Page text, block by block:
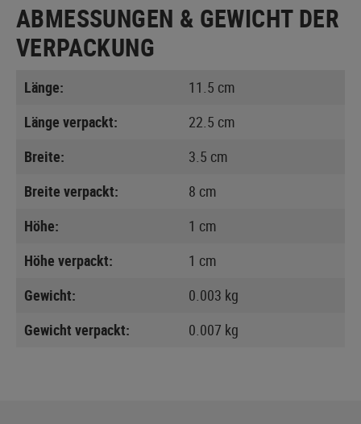
ABMESSUNGEN & GEWICHT DER
VERPACKUNG
Länge:
11.5 cm
Länge verpackt:
22.5 cm
Breite:
3.5 cm
Breite verpackt:
8 cm
Höhe:
1 cm
Höhe verpackt:
1 cm
Gewicht:
0.003 kg
Gewicht verpackt:
0.007 kg